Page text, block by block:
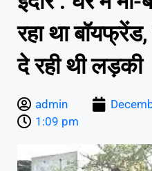
रहा था
दे रही थी लड़की
admin
1:09 pm